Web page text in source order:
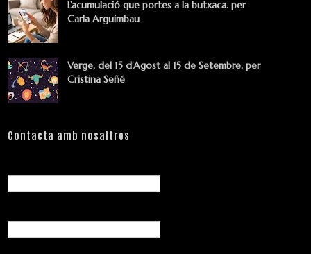
L’acumulació que portes a la butxaca. per
Carla Arguimbau
Verge, del 15 d’Agost al 15 de Setembre. per
Cristina Señé
Contacta amb nosaltres